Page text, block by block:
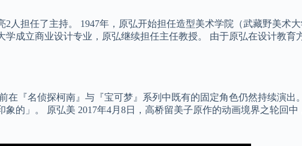
担任了主持。 1947年，原弘开始担任造型美术学院（武藏野美术
成立商业设计专业，原弘继续担任主任教授。 由于原弘在设计教育
『名侦探柯南』与『宝可梦』系列中既有的固定角色仍然持续演
的」。 原弘美 2017年4月8日，高桥留美子原作的动画境界之轮回